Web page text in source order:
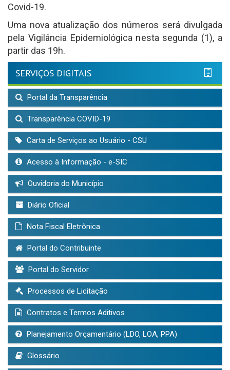
Covid-19.
Uma nova atualização dos números será divulgada
pela Vigilância Epidemiológica nesta segunda (1), a
partir das 19h.
SERVIÇOS DIGITAIS
Portal da Transparência
Transparência COVID-19
Carta de Serviços ao Usuário - CSU
Acesso à Informação - e-SIC
Ouvidoria do Município
Diário Oficial
Nota Fiscal Eletrônica
Portal do Contribuinte
Portal do Servidor
Processos de Licitação
Contratos e Termos Aditivos
Planejamento Orçamentário (LDO, LOA, PPA)
Glossário